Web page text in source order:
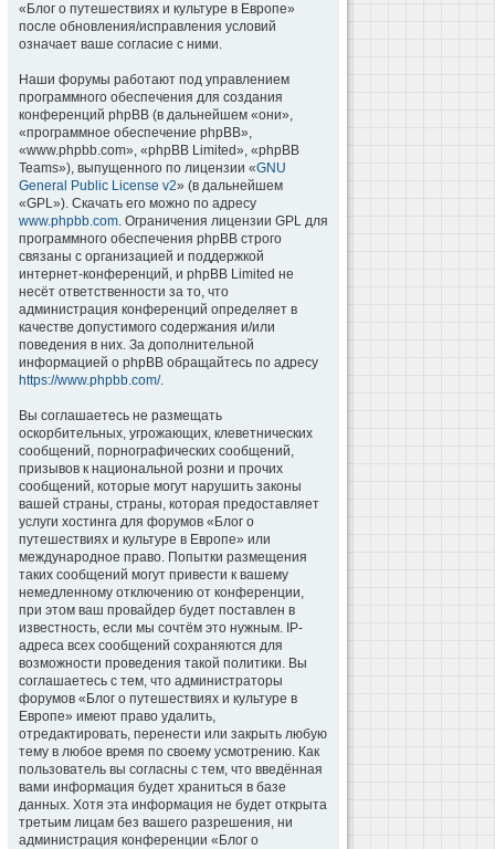
«Блог о путешествиях и культуре в Европе»
после обновления/исправления условий
означает ваше согласие с ними.
Наши форумы работают под управлением
программного обеспечения для создания
конференций phpBB (в дальнейшем «они»,
«программное обеспечение phpBB»,
«www.phpbb.com», «phpBB Limited», «phpBB
Teams»), выпущенного по лицензии «GNU
General Public License v2» (в дальнейшем
«GPL»). Скачать его можно по адресу
www.phpbb.com. Ограничения лицензии GPL для
программного обеспечения phpBB строго
связаны с организацией и поддержкой
интернет-конференций, и phpBB Limited не
несёт ответственности за то, что
администрация конференций определяет в
качестве допустимого содержания и/или
поведения в них. За дополнительной
информацией о phpBB обращайтесь по адресу
https://www.phpbb.com/.
Вы соглашаетесь не размещать
оскорбительных, угрожающих, клеветнических
сообщений, порнографических сообщений,
призывов к национальной розни и прочих
сообщений, которые могут нарушить законы
вашей страны, страны, которая предоставляет
услуги хостинга для форумов «Блог о
путешествиях и культуре в Европе» или
международное право. Попытки размещения
таких сообщений могут привести к вашему
немедленному отключению от конференции,
при этом ваш провайдер будет поставлен в
известность, если мы сочтём это нужным. IP-
адреса всех сообщений сохраняются для
возможности проведения такой политики. Вы
соглашаетесь с тем, что администраторы
форумов «Блог о путешествиях и культуре в
Европе» имеют право удалить,
отредактировать, перенести или закрыть любую
тему в любое время по своему усмотрению. Как
пользователь вы согласны с тем, что введённая
вами информация будет храниться в базе
данных. Хотя эта информация не будет открыта
третьим лицам без вашего разрешения, ни
администрация конференции «Блог о